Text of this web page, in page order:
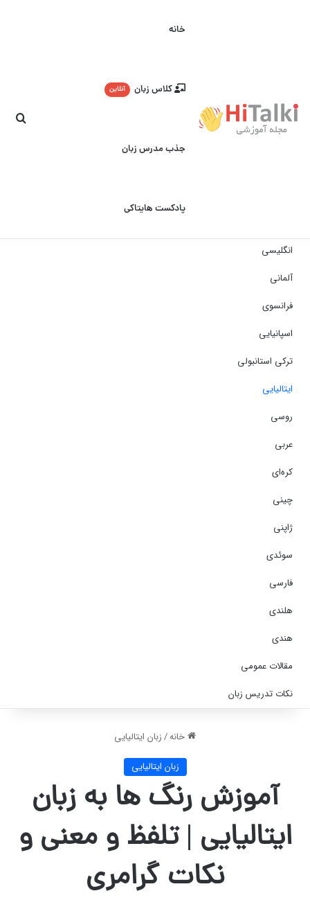
خانه
کلاس زبان آنلاین
جذب مدرس زبان
پادکست هایتاکی
انگلیسی
آلمانی
فرانسوی
اسپانیایی
ترکی استانبولی
ایتالیایی
روسی
عربی
کره‌ای
چینی
ژاپنی
سوئدی
فارسی
هلندی
هندی
مقالات عمومی
نکات تدریس زبان
خانه/زبان ایتالیایی
زبان ایتالیایی
آموزش رنگ ها به زبان
ایتالیایی | تلفظ و معنی و
نکات گرامری